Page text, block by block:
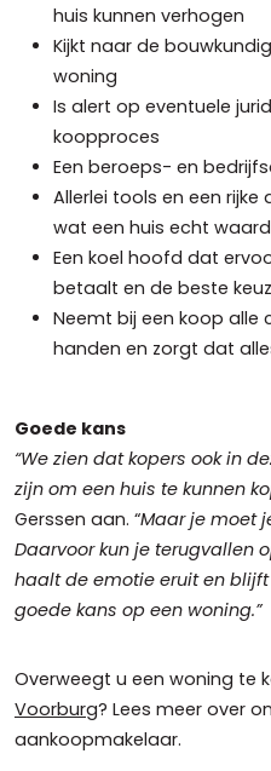
huis kunnen verhogen
Kijkt naar de
woning
Is alert op eventuele
koopproces
Een beroeps- en
Allerlei tools en een
wat een huis echt
Een koel hoofd dat
betaalt en de beste
Neemt bij een koop
handen en zorgt dat
Goede kans
“We zien dat kopers ook in
zijn om een huis te kunnen
Gerssen aan. “Maar je moet
Daarvoor kun je terugvallen
haalt de emotie eruit en
goede kans op een woning.”
Overweegt u een woning te
Voorburg? Lees meer over
aankoopmakelaar.